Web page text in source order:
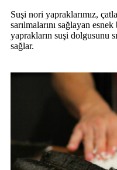
Suşi nori yapraklarımız,
sarılmalarını sağlayan
yaprakların suşi dolgusunu
sağlar.